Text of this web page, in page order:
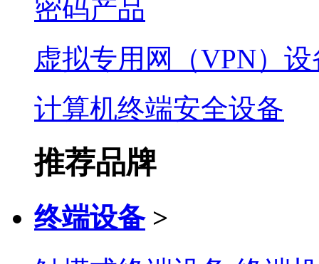
密码产品
虚拟专用网（VPN）设
计算机终端安全设备
推荐品牌
终端设备 >